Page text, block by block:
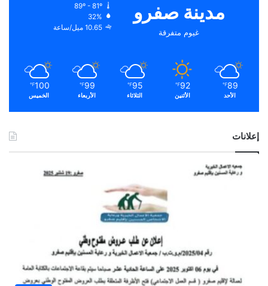
مدينة صفرو
غيوم متفرقة
89º - 81º
32%
10.65 ميل/ساعة
89
℉
الأحد
92
℉
الأثنين
95
℉
الثلاثاء
99
℉
الأربعاء
100
℉
الخميس
إعلانات